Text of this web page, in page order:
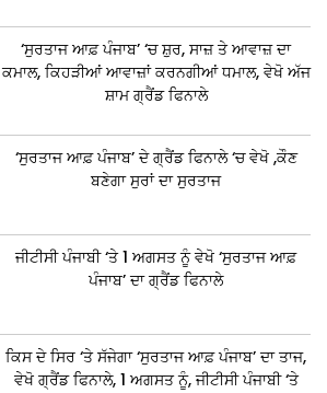
‘ਸੁਰਤਾਜ ਆਫ਼ ਪੰਜਾਬ’ ‘ਚ ਸ਼ੁਰ, ਸਾਜ਼ ਤੇ ਆਵਾਜ਼ ਦਾ
ਕਮਾਲ, ਕਿਹੜੀਆਂ ਆਵਾਜ਼ਾਂ ਕਰਨਗੀਆਂ ਧਮਾਲ, ਵੇਖੋ ਅੱਜ
ਸ਼ਾਮ ਗ੍ਰੈਂਡ ਫਿਨਾਲੇ
‘ਸੁਰਤਾਜ ਆਫ਼ ਪੰਜਾਬ’ ਦੇ ਗ੍ਰੈਂਡ ਫਿਨਾਲੇ ‘ਚ ਵੇਖੋ ,ਕੌਣ
ਬਣੇਗਾ ਸੁਰਾਂ ਦਾ ਸੁਰਤਾਜ
ਜੀਟੀਸੀ ਪੰਜਾਬੀ ‘ਤੇ 1 ਅਗਸਤ ਨੂੰ ਵੇਖੋ ‘ਸੁਰਤਾਜ ਆਫ਼
ਪੰਜਾਬ’ ਦਾ ਗ੍ਰੈਂਡ ਫਿਨਾਲੇ
ਕਿਸ ਦੇ ਸਿਰ ‘ਤੇ ਸੱਜੇਗਾ ‘ਸੁਰਤਾਜ ਆਫ਼ ਪੰਜਾਬ’ ਦਾ ਤਾਜ,
ਵੇਖੋ ਗ੍ਰੈਂਡ ਫਿਨਾਲੇ, 1 ਅਗਸਤ ਨੂੰ, ਜੀਟੀਸੀ ਪੰਜਾਬੀ ‘ਤੇ